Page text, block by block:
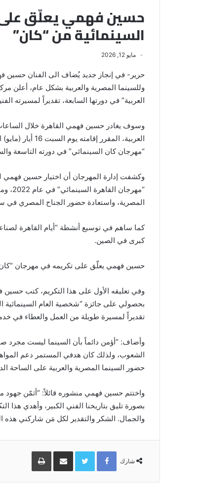
حسين فهمي يعلّق على
السينمائية من “كان”
مايو 12, 2026
حرير- في إنجاز جديد يُضاف الى الفنان حسين
وللسينما المصرية والعربية بشكل عام، أعلن
العربية” في دورتها السابعة، تقديراً لمسيرته
وسوف يغادر حسين فهمي القاهرة خلال الساعات
“مهرجان كان السينمائي” في دورته التاسعة
وكشفت إدارة المهرجان أن اختيار حسين فهمي
المصرية، واستعادة حضور الجناح المصري في
كما ساهم في توسيع أنشطة “أيام القاهرة
كبرى في الصين.
حسين فهمي يعلّق على تكريمه في مهرجان
وفي تعليقه الأول على هذا التكريم، كتب
بحصولي على جائزة “شخصية العام السينمائية
تقديراً لمسيرة طويلة من العمل والعطاء في
وأضاف: “أؤمن دائماً بأن السينما ليست مجرد
الشعوب، ولذلك كان هدفي المستمر دعم
حضور السينما المصرية والعربية على الساحة
واختتم حسين فهمي منشوره قائلاً: “أثمّن جهود
بصورة تليق بتاريخنا الفني الكبير، وأهدي
والجمال. الشكر والتقدير لكل مَن شاركني هذه
شارك
Facebook
Twitterمشاركة
البريد
طباعة